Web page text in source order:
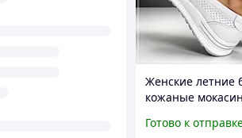
Женские летние
кожаные
дышащие
Готово к